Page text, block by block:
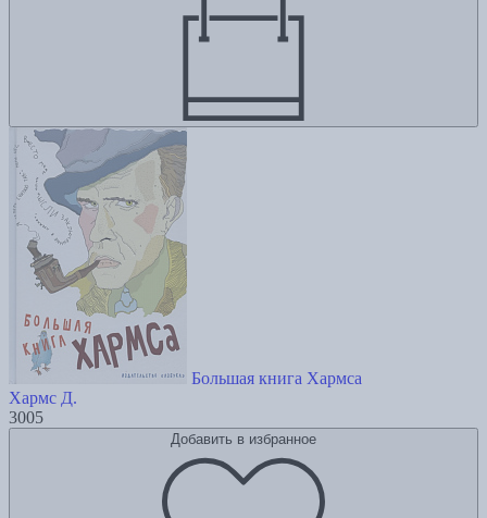
Большая книга Хармса
Хармс Д.
3005
Добавить в избранное